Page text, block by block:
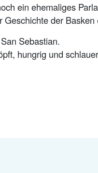
ein ehemaliges
Geschichte der
Sebastian.
hungrig und